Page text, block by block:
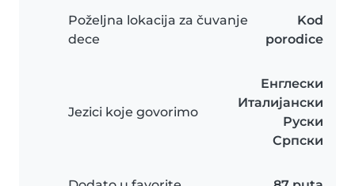
Poželjna lokacija za čuvanje
dece
Kod
porodice
Jezici koje govorimo
Енглески
Италијански
Руски
Српски